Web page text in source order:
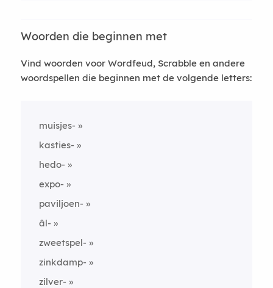
Woorden die beginnen met
Vind woorden voor Wordfeud, Scrabble en andere
woordspellen die beginnen met de volgende letters:
muisjes-
kasties-
hedo-
expo-
paviljoen-
âl-
zweetspel-
zinkdamp-
zilver-